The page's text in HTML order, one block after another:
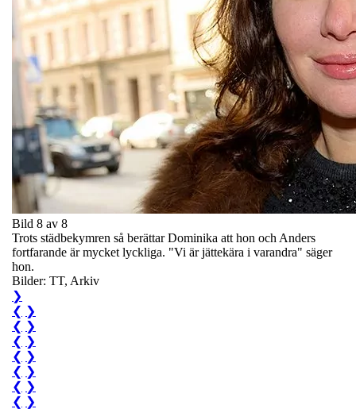
Bild 8 av 8
Trots städbekymren så berättar Dominika att hon och Anders
fortfarande är mycket lyckliga. "Vi är jättekära i varandra" säger
hon.
Bilder: TT, Arkiv
❯
❮ ❯
❮ ❯
❮ ❯
❮ ❯
❮ ❯
❮ ❯
❮ ❯